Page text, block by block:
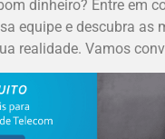
dinheiro? Entre em
equipe e descubra as
realidade. Vamos